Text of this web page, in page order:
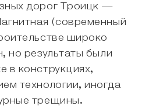
дорог Троицк —
(современный
широко
но результаты были
в конструкциях,
технологии, иногда
трещины.